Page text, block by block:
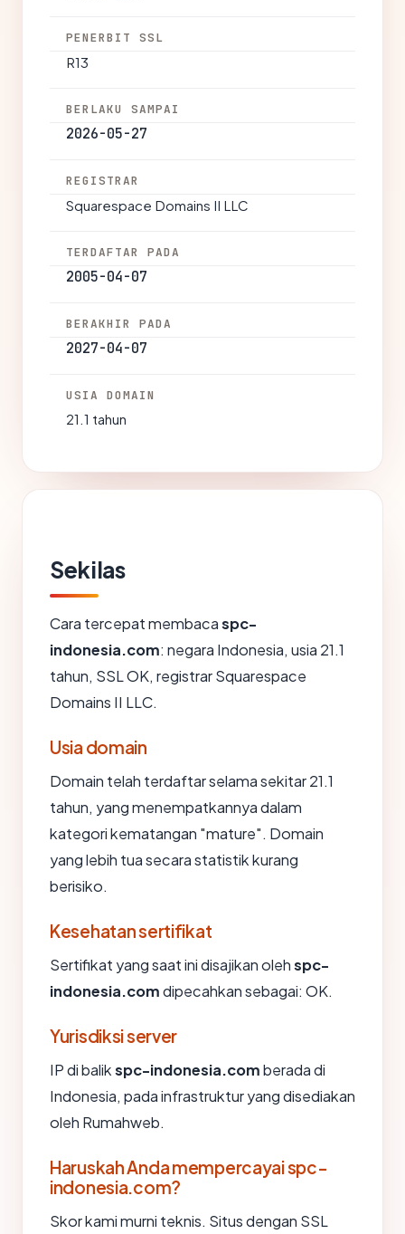
PENERBIT SSL
R13
BERLAKU SAMPAI
2026-05-27
REGISTRAR
Squarespace Domains II LLC
TERDAFTAR PADA
2005-04-07
BERAKHIR PADA
2027-04-07
USIA DOMAIN
21.1 tahun
Sekilas
Cara tercepat membacaspc-
indonesia.com: negara Indonesia, usia 21.1
tahun, SSL OK, registrar Squarespace
Domains II LLC.
Usia domain
Domain telah terdaftar selama sekitar 21.1
tahun, yang menempatkannya dalam
kategori kematangan "mature". Domain
yang lebih tua secara statistik kurang
berisiko.
Kesehatan sertifikat
Sertifikat yang saat ini disajikan olehspc-
indonesia.comdipecahkan sebagai: OK.
Yurisdiksi server
IP di balikspc-indonesia.comberada di
Indonesia, pada infrastruktur yang disediakan
oleh Rumahweb.
Haruskah Anda mempercayai spc-
indonesia.com?
Skor kami murni teknis. Situs dengan SSL